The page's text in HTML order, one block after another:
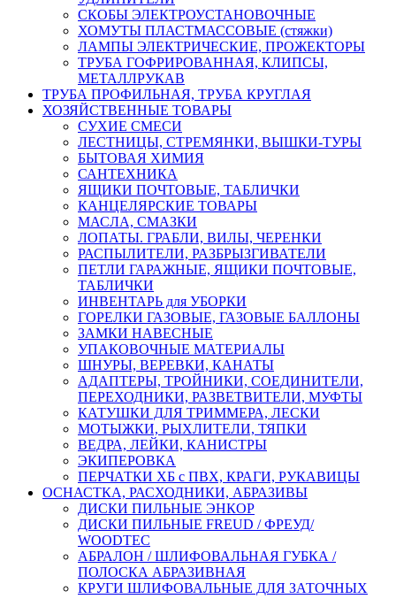
СКОБЫ ЭЛЕКТРОУСТАНОВОЧНЫЕ
ХОМУТЫ ПЛАСТМАССОВЫЕ (стяжки)
ЛАМПЫ ЭЛЕКТРИЧЕСКИЕ, ПРОЖЕКТОРЫ
ТРУБА ГОФРИРОВАННАЯ, КЛИПСЫ,
МЕТАЛЛРУКАВ
ТРУБА ПРОФИЛЬНАЯ, ТРУБА КРУГЛАЯ
ХОЗЯЙСТВЕННЫЕ ТОВАРЫ
СУХИЕ СМЕСИ
ЛЕСТНИЦЫ, СТРЕМЯНКИ, ВЫШКИ-ТУРЫ
БЫТОВАЯ ХИМИЯ
САНТЕХНИКА
ЯЩИКИ ПОЧТОВЫЕ, ТАБЛИЧКИ
КАНЦЕЛЯРСКИЕ ТОВАРЫ
МАСЛА, СМАЗКИ
ЛОПАТЫ. ГРАБЛИ, ВИЛЫ, ЧЕРЕНКИ
РАСПЫЛИТЕЛИ, РАЗБРЫЗГИВАТЕЛИ
ПЕТЛИ ГАРАЖНЫЕ, ЯЩИКИ ПОЧТОВЫЕ,
ТАБЛИЧКИ
ИНВЕНТАРЬ для УБОРКИ
ГОРЕЛКИ ГАЗОВЫЕ, ГАЗОВЫЕ БАЛЛОНЫ
ЗАМКИ НАВЕСНЫЕ
УПАКОВОЧНЫЕ МАТЕРИАЛЫ
ШНУРЫ, ВЕРЕВКИ, КАНАТЫ
АДАПТЕРЫ, ТРОЙНИКИ, СОЕДИНИТЕЛИ,
ПЕРЕХОДНИКИ, РАЗВЕТВИТЕЛИ, МУФТЫ
КАТУШКИ ДЛЯ ТРИММЕРА, ЛЕСКИ
МОТЫЖКИ, РЫХЛИТЕЛИ, ТЯПКИ
ВЕДРА, ЛЕЙКИ, КАНИСТРЫ
ЭКИПЕРОВКА
ПЕРЧАТКИ ХБ с ПВХ, КРАГИ, РУКАВИЦЫ
ОСНАСТКА, РАСХОДНИКИ, АБРАЗИВЫ
ДИСКИ ПИЛЬНЫЕ ЭНКОР
ДИСКИ ПИЛЬНЫЕ FREUD / ФРЕУД/
WOODTEC
АБРАЛОН / ШЛИФОВАЛЬНАЯ ГУБКА /
ПОЛОСКА АБРАЗИВНАЯ
КРУГИ ШЛИФОВАЛЬНЫЕ ДЛЯ ЗАТОЧНЫХ